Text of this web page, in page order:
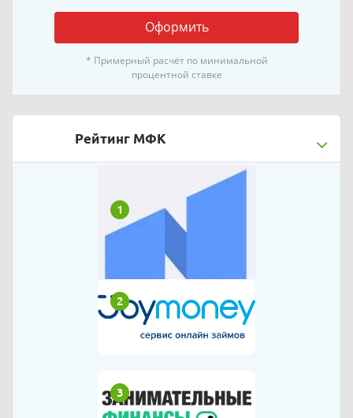
Оформить
* Примерный расчёт по минимальной
процентной ставке
Рейтинг МФК
1
2
3